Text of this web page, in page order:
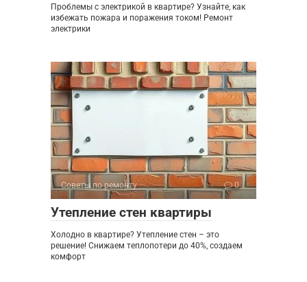
Проблемы с электрикой в квартире? Узнайте, как
избежать пожара и поражения током! Ремонт
электрики
Советы по ремонту 0
Утепление стен квартиры
Холодно в квартире? Утепление стен – это
решение! Снижаем теплопотери до 40%, создаем
комфорт